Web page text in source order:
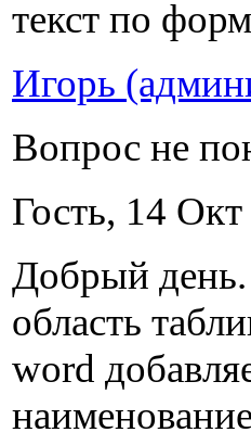
текст по
Игорь
Вопрос не
Гость, 14
Добрый день.
область
word